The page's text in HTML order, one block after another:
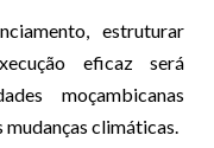
estruturar
eficaz será
moçambicanas
climáticas.